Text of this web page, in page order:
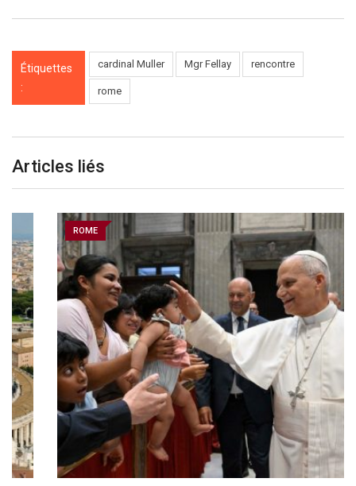
Étiquettes
:
cardinal Muller Mgr Fellay rencontre
rome
Articles liés